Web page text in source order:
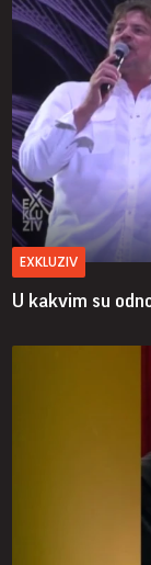
EXKLUZIV
U kakvim su